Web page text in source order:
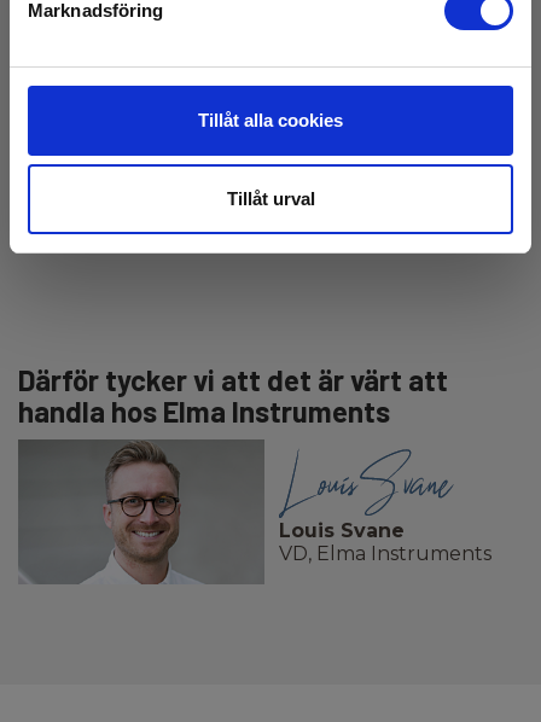
Marknadsföring
Tillåt alla cookies
Tillåt urval
Därför tycker vi att det är värt att
handla hos Elma Instruments
Louis Svane
VD, Elma Instruments